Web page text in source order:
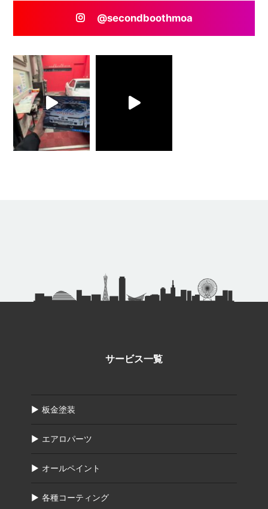
@secondboothmoa
サービス一覧
板金塗装
エアロパーツ
オールペイント
各種コーティング